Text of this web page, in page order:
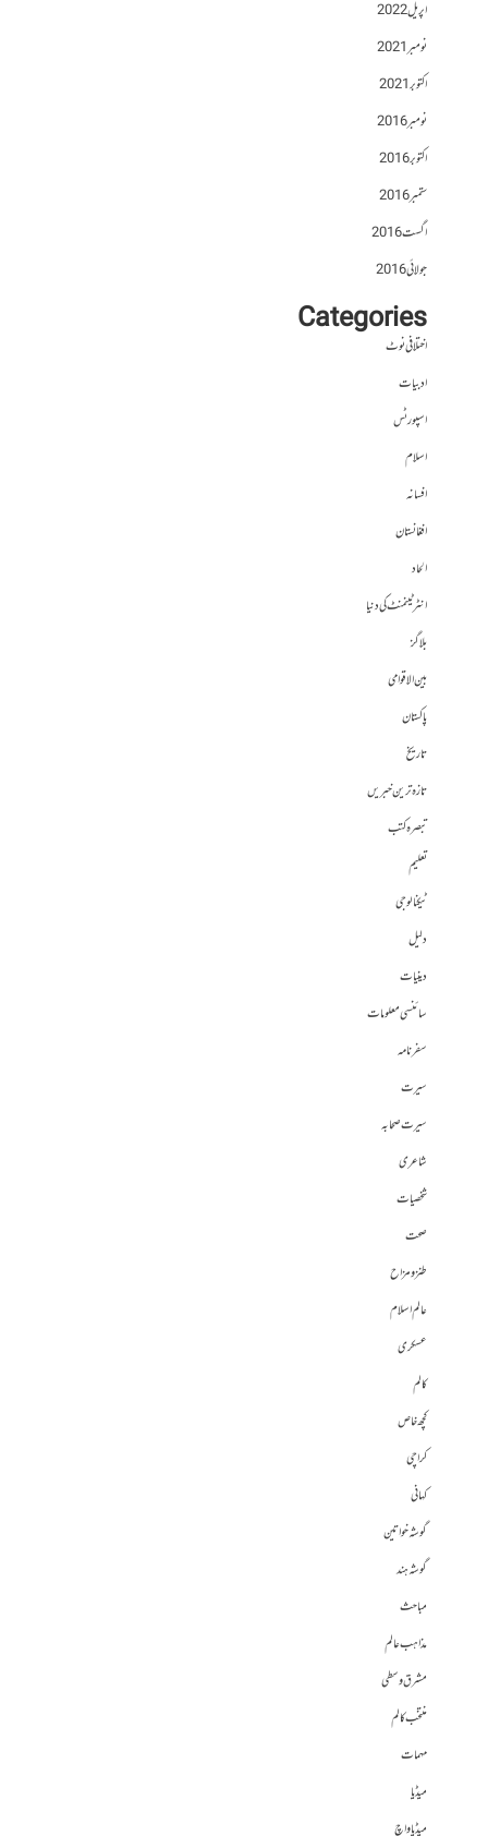
اپریل 2022
نومبر 2021
اکتوبر 2021
نومبر 2016
اکتوبر 2016
ستمبر 2016
اگست 2016
جولائی 2016
Categories
اختلافی نوٹ
ادبیات
اسپورٹس
اسلام
افسانہ
افغانستان
الحاد
انٹرٹینمنٹ کی دنیا
بلاگز
بین الاقوامی
پاکستان
تاریخ
تازہ ترین خبریں
تبصرہ کتب
تعلیم
ٹیکنالوجی
دلیل
دینیات
سائنسی معلومات
سفرنامہ
سیرت
سیرت صحابہ
شاعری
شخصیات
صحت
طنز و مزاح
عالم اسلام
عسکری
کالم
کچھ خاص
کراچی
کہانی
گوشہ خواتین
گوشہ ہند
مباحث
مذاہب عالم
مشرق وسطی
منتخب کالم
مہمات
میڈیا
میڈیا واچ